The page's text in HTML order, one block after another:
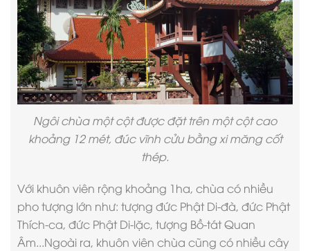
Ngôi chùa một cột được đặt trên một cột cao
khoảng 12 mét, đúc vĩnh cửu bằng xi măng cốt
thép.
Với khuôn viên rộng khoảng 1ha, chùa có nhiều
pho tượng lớn như: tượng đức Phật Di-đà, đức Phật
Thích-ca, đức Phật Di-lặc, tượng Bồ-tát Quan
Âm...Ngoài ra, khuôn viên chùa cũng có nhiều cây